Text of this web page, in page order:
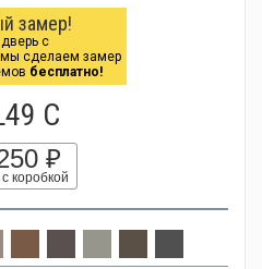
замер!
с
мы сделаем замер
бесплатно!
C
₽
коробкой